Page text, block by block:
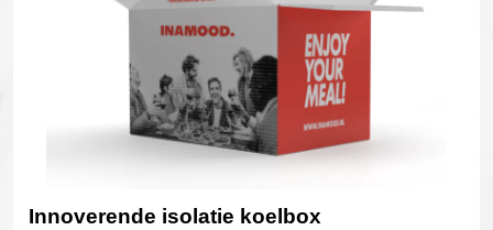
Innoverende isolatie koelbox